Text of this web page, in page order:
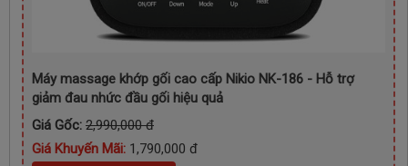
Máy massage khớp gối cao cấp Nikio NK-186 - Hỗ trợ
giảm đau nhức đầu gối hiệu quả
Giá Gốc: 2,990,000 đ
Giá Khuyến Mãi: 1,790,000 đ